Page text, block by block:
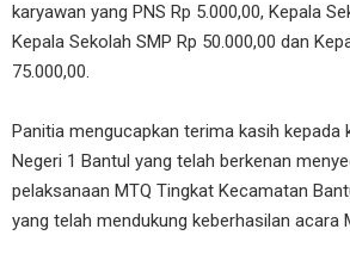
karyawan yang PNS Rp 5.000,00, Kepala
Kepala Sekolah SMP Rp 50.000,00 dan
75.000,00.
Panitia mengucapkan terima kasih kepada
Negeri 1 Bantul yang telah berkenan
pelaksanaan MTQ Tingkat Kecamatan
yang telah mendukung keberhasilan acara